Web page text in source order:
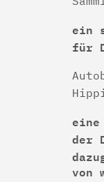
ein
für
der
von